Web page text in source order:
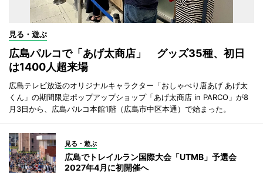
見る・遊ぶ
広島パルコで「あげ太商店」 グッズ35種、初日
は1400人超来場
広島テレビ放送のオリジナルキャラクター「おしゃべり唐あげ あげ太
くん」の期間限定ポップアップショップ「あげ太商店 in PARCO」が8
月3日から、広島パルコ本館1階（広島市中区本通）で始まった。
見る・遊ぶ
広島でトレイルラン国際大会「UTMB」予選会
2027年4月に初開催へ